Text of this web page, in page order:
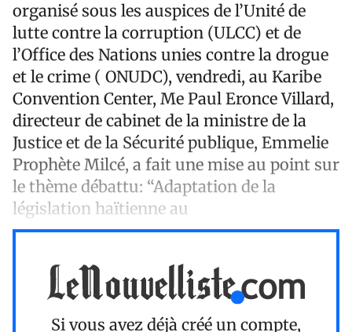
organisé sous les auspices de l’Unité de
lutte contre la corruption (ULCC) et de
l’Office des Nations unies contre la drogue
et le crime ( ONUDC), vendredi, au Karibe
Convention Center, Me Paul Eronce Villard,
directeur de cabinet de la ministre de la
Justice et de la Sécurité publique, Emmelie
Prophète Milcé, a fait une mise au point sur
le thème débattu: “Adaptation de la
législation haïtienne au
Si vous avez déjà créé un compte,